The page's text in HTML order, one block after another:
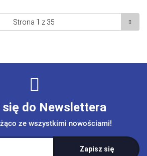
się do Newslettera
ze wszystkimi nowościami!